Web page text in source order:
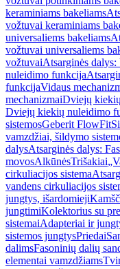
keraminiams bakeliams
vožtuvai keraminiams
universaliems bakeliams
vožtuvai universaliems
vožtuvaiAtsarginės
nuleidimo funkcija
funkcijaVidaus
mechanizmaiDviejų
Dviejų kiekių nuleidimo
sistemosGeberit FlowFit
vamzdžiai, šildymo
dalysAtsarginės dalys:
movosAlkūnėsTrišakiai
cirkuliacijos sistema
vandens cirkuliacijos
jungtys, išardomieji
jungtimiKolektorius su
sistemaiAdapteriai ir
sistemos jungtysPriedai
dalimsFasoninių dalių
elementai vamzdžiams